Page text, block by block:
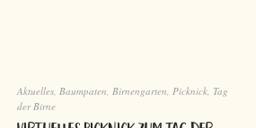
Aktuelles,Baumpaten,Birnengarten,Picknick, Tag
der Birne